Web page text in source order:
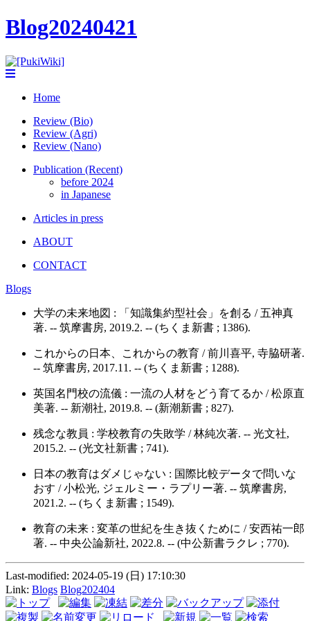
Blog20240421
Home
Review (Bio)
Review (Agri)
Review (Nano)
Publication (Recent)
before 2024
in Japanese
Articles in press
ABOUT
CONTACT
Blogs
大学の未来地図 : 「知識集約型社会」を創る / 五神真
著. -- 筑摩書房, 2019.2. -- (ちくま新書 ; 1386).
これからの日本、これからの教育 / 前川喜平, 寺脇研著.
-- 筑摩書房, 2017.11. -- (ちくま新書 ; 1288).
英国名門校の流儀 : 一流の人材をどう育てるか / 松原直
美著. -- 新潮社, 2019.8. -- (新潮新書 ; 827).
残念な教員 : 学校教育の失敗学 / 林純次著. -- 光文社,
2015.2. -- (光文社新書 ; 741).
日本の教育はダメじゃない : 国際比較データで問いな
おす / 小松光, ジェルミー・ラプリー著. -- 筑摩書房,
2021.2. -- (ちくま新書 ; 1549).
教育の未来 : 変革の世紀を生き抜くために / 安西祐一郎
著. -- 中央公論新社, 2022.8. -- (中公新書ラクレ ; 770).
Last-modified: 2024-05-19 (日) 17:10:30
Link: Blogs Blog202404